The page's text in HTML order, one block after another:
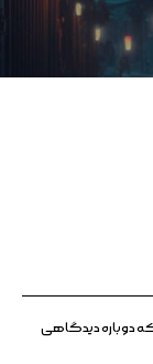
که دوباره دیدگاهی